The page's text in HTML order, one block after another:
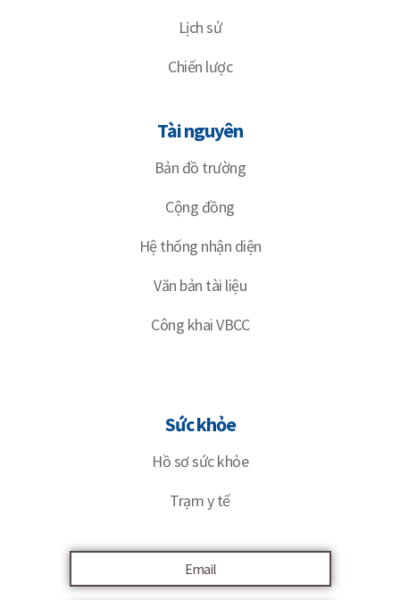
Lịch sử
Chiến lược
Tài nguyên
Bản đồ trường
Cộng đồng
Hệ thống nhận diện
Văn bản tài liệu
Công khai VBCC
Sức khỏe
Hồ sơ sức khỏe
Trạm y tế
Email